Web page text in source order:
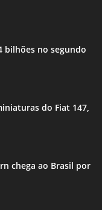
bilhões no segundo
do Fiat 147,
chega ao Brasil por